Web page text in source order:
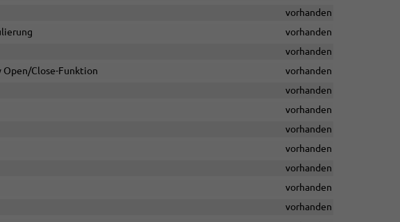
vorhanden
vorhanden
vorhanden
Open/Close-Funktion
vorhanden
vorhanden
vorhanden
vorhanden
vorhanden
vorhanden
vorhanden
vorhanden